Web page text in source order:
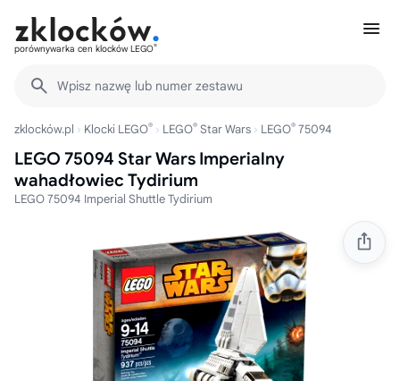
porównywarka cen klocków LEGO®
Wpisz nazwę lub numer zestawu
zklocków.pl Klocki LEGO® LEGO® Star Wars LEGO® 75094
LEGO 75094 Star Wars Imperialny
wahadłowiec Tydirium
LEGO 75094 Imperial Shuttle Tydirium